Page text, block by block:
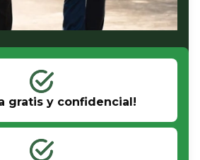
gratis y confidencial!